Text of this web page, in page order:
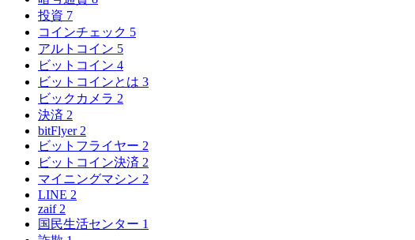
投資 7
コインチェック 5
アルトコイン 5
ビットコイン 4
ビットコインとは 3
ビックカメラ 2
決済 2
bitFlyer 2
ビットフライヤー 2
ビットコイン決済 2
マイニングマシン 2
LINE 2
zaif 2
国民生活センター 1